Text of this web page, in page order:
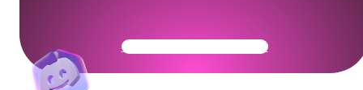
Get Your Community Ready